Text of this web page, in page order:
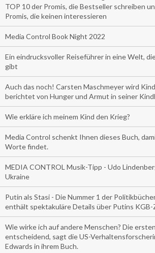
TOP 10 der Promis, die Bestseller schreiben
Promis, die keinen interessieren
Media Control Book Night 2022
Ein eindrucksvoller Reiseführer in eine Welt,
gibt
Auch das noch! Carsten Maschmeyer wird
berichtet von Hunger und Armut in seiner
Wie erkläre ich meinem Kind den Krieg?
Media Control schenkt Ihnen dieses Buch,
Worte findet.
MEDIA CONTROL Musik-Tipp - Udo
Ukraine
Putin als Stasi - Die Nummer 1 der
enthält spektakuläre Details über Putins
Wie wirke ich auf andere Menschen? Die
entscheidend, sagt die US-
Edwards in ihrem Buch.